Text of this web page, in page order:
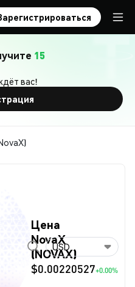
15
вас!
Цена
NovaX
(NOVAX)
$0.00220527+0.00%
USD